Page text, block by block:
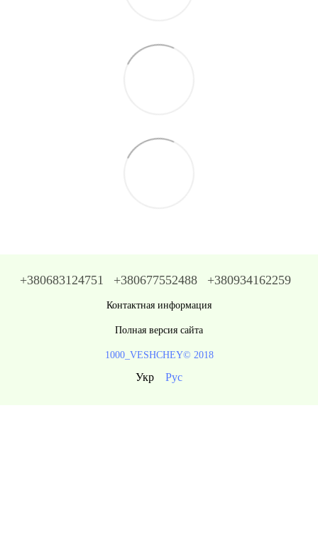
+380683124751 +380677552488 +380934162259
Контактная информация
Полная версия сайта
1000_VESHCHEY© 2018
Укр Рус